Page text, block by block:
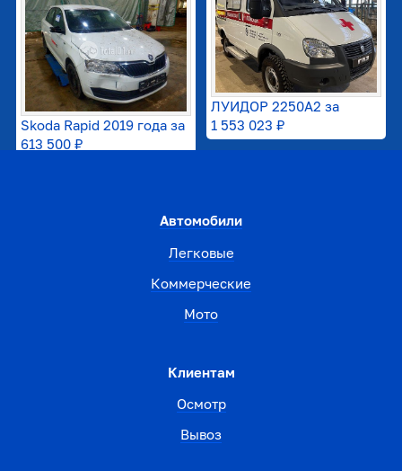
Skoda Rapid 2019 года за
613 500 ₽
ЛУИДОР 2250А2 за
1 553 023 ₽
Автомобили
Легковые
Коммерческие
Мото
Клиентам
Осмотр
Вывоз